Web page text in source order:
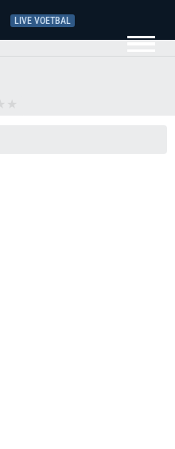
LIVE VOETBAL